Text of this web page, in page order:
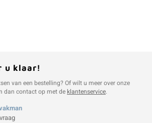
u klaar!
van een bestelling? Of wilt u meer over onze
dan contact op met deklantenservice.